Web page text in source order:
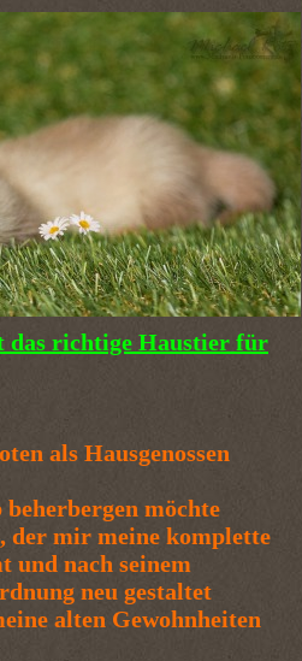
das richtige Haustier für
als Hausgenossen
beherbergen möchte
der mir meine komplette
und nach seinem
neu gestaltet
alten Gewohnheiten